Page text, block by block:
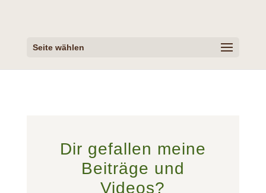
Seite wählen
Dir gefallen meine
Beiträge und
Videos?